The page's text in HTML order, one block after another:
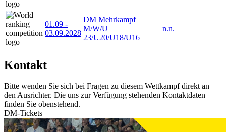
01.09 -
03.09.2028
DM Mehrkampf
M/W/U
23/U20/U18/U16
n.n.
Kontakt
Bitte wenden Sie sich bei Fragen zu diesem Wettkampf direkt an
den Ausrichter. Die uns zur Verfügung stehenden Kontaktdaten
finden Sie obenstehend.
DM-Tickets